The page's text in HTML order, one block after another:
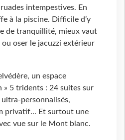
intempestives. En
à la piscine. Difficile d’y
de tranquillité, mieux vaut
oser le jacuzzi extérieur
un espace
» 5 tridents : 24 suites sur
personnalisés,
privatif... Et surtout une
vue sur le Mont blanc.